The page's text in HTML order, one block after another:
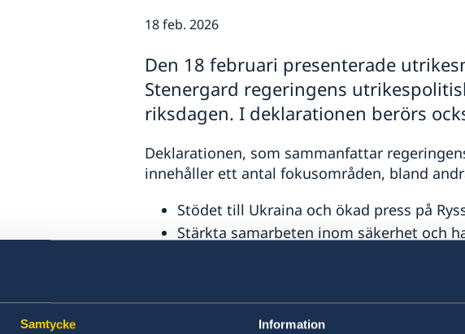
Samtycke Information
18 feb. 2026
Den 18 februari presenterade
Stenergard regeringens
riksdagen. I deklarationen berörs
Deklarationen, som sammanfattar
innehåller ett antal fokusområden, bland
Stödet till Ukraina och ökad press på
Stärkta samarbeten inom säkerhet och
– Vi har valt att värna Sveriges och
gör vårt land säkrare. Vi står inte ensamma